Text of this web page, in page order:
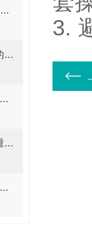
猫疱疹FHV包被抗体可以应用于哪些方面呢？
抗链球菌溶血素O(ASO)干扰物质的有效期是多久呢？
抗草甘膦基因CP4重组抗原分子量是多少呢？
心肌脂肪酸结合蛋白（h-FABP）重组蛋白的分子量是多少呢？
小鼠五聚素3（PTX3）ELISA检测试剂盒 应该如何保存呢？
3.